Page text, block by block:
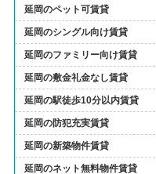
延岡のペット可賃貸
延岡のシングル向け賃貸
延岡のファミリー向け賃貸
延岡の敷金礼金なし賃貸
延岡の駅徒歩10分以内賃貸
延岡の防犯充実賃貸
延岡の新築物件賃貸
延岡のネット無料物件賃貸